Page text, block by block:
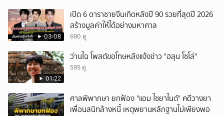
03:08
เปิด 6 ดาราชายจีนเกิดหลังปี 90 รวยที่สุดปี 2026
สร้างมูลค่าให้ได้อย่างมหาศาล
690 ดู
01:22
ว่านไฉ โพสต์ขอโทษหลังแจ้งข่าว "ฮลุน โซโล่"
595 ดู
ศาลพิพากษา ยกฟ้อง "แอม ไซยาไนด์" คดีวางยา
เพื่อนสนิทล้างหนี้ เหตุพยานหลักฐานไม่เพียงพอ